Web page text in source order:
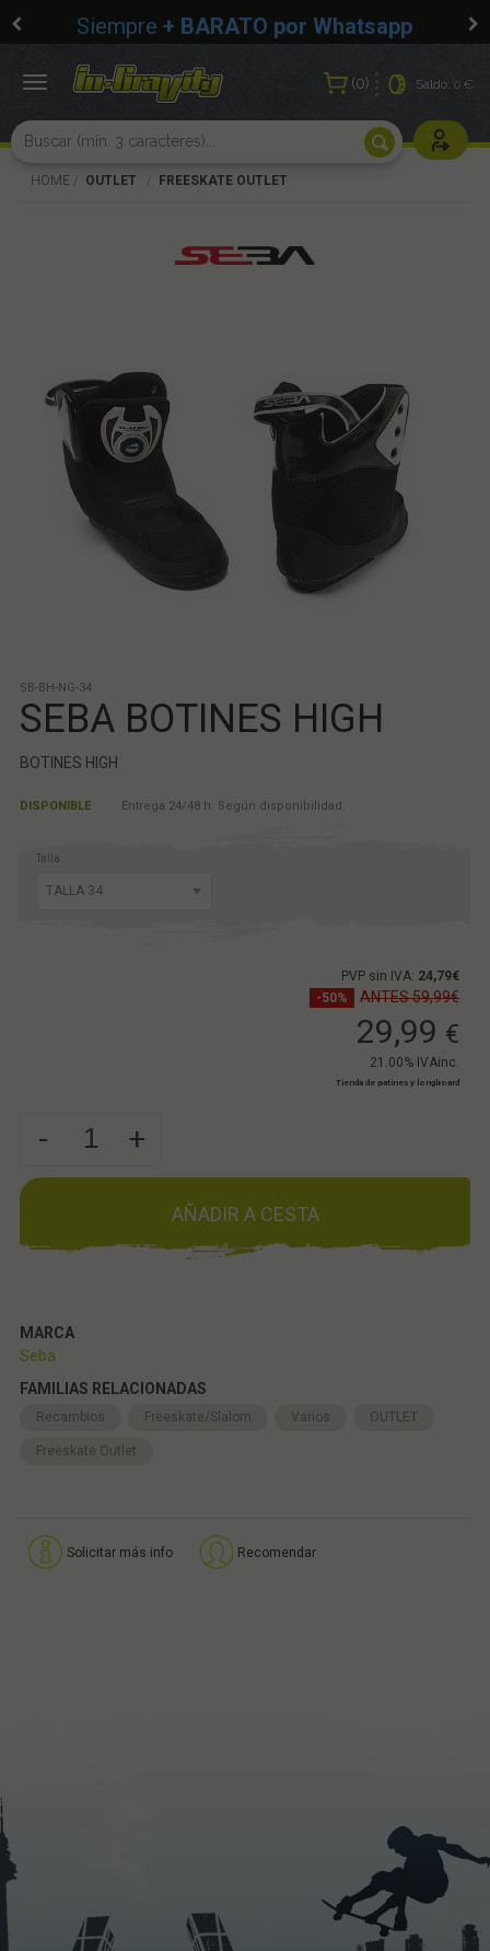
Siempre + BARATO por Whatsapp
0 Saldo:0 €
Usuarios
Toggle
HOME OUTLET FREESKATE OUTLET
SB-BH-NG-34
SEBA BOTINES HIGH
BOTINES HIGH
DISPONIBLE Entrega 24/48 h. Según disponibilidad.
Talla
PVP sin IVA: 24,79€
-50%
ANTES 59,99€
29,99 €
21.00% IVAinc.
Tienda de patines y longboard
- +
AÑADIR A CESTA
MARCA
Seba
FAMILIAS RELACIONADAS
Recambios Freeskate/Slalom Varios OUTLET
Freeskate Outlet
Solicitar más info Recomendar